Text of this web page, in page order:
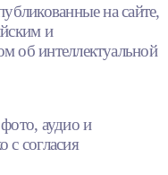
на сайте,
и
об интеллектуальной
аудио и
с согласия